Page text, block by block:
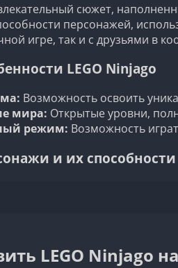
сюжет,
персонажей,
игре, так и с друзьями в
LEGO Ninjago
Возможность освоить
мира: Открытые уровни,
режим: Возможность
и их способности
LEGO Ninjago